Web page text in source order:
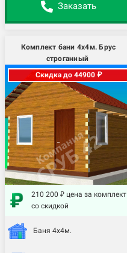
Заказать
Комплект бани 4х4м. Брус
строганный
Скидка до 44900 ₽
210 200 ₽ цена за комплект
со скидкой
Баня 4х4м.